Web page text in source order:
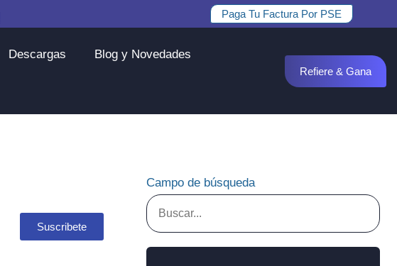
Paga Tu Factura Por PSE
Descargas Blog y Novedades
Refiere & Gana
Suscribete
Campo de búsqueda